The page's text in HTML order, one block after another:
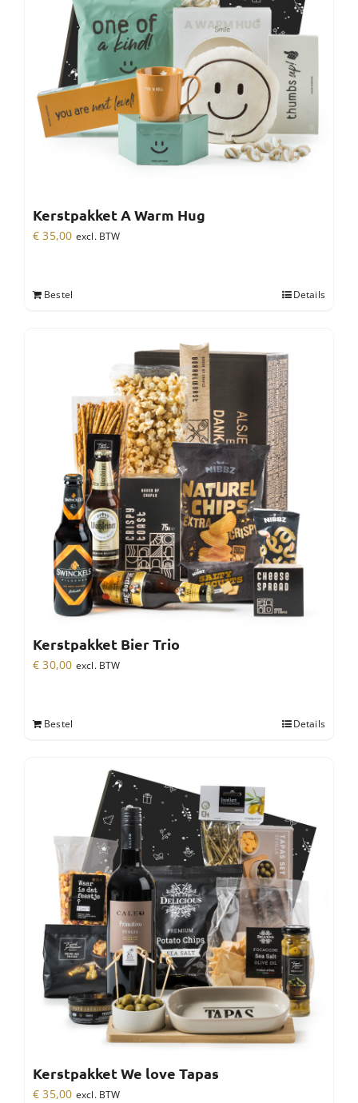
Kerstpakket A Warm Hug
€ 35,00 excl. BTW
Bestel Details
Kerstpakket Bier Trio
€ 30,00 excl. BTW
Bestel Details
Kerstpakket We love Tapas
€ 35,00 excl. BTW